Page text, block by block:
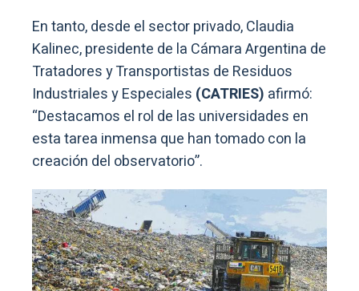
En tanto, desde el sector privado, Claudia
Kalinec, presidente de la Cámara Argentina de
Tratadores y Transportistas de Residuos
Industriales y Especiales (CATRIES) afirmó:
“Destacamos el rol de las universidades en
esta tarea inmensa que han tomado con la
creación del observatorio”.